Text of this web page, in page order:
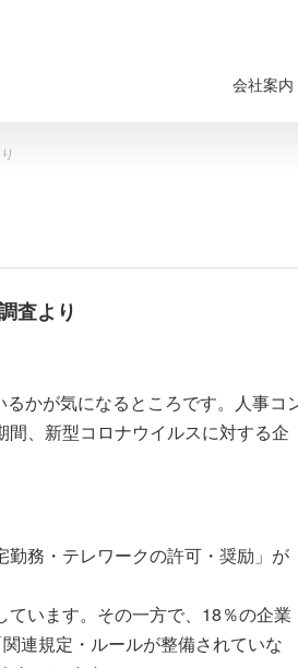
会社案内
査より
かが気になるところです。人事コ
、新型コロナウイルスに対する企
務・テレワークの許可・奨励」が
います。その一方で、18％の企業
連規定・ルールが整備されていな